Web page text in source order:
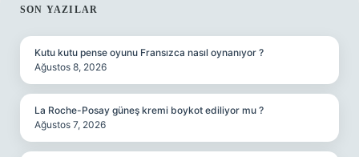
SIDEBAR
SON YAZILAR
Kutu kutu pense oyunu Fransızca nasıl oynanıyor ?
Ağustos 8, 2026
La Roche-Posay güneş kremi boykot ediliyor mu ?
Ağustos 7, 2026